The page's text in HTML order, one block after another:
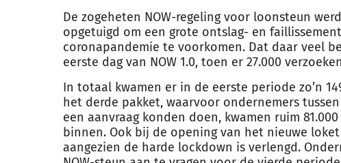
De zogeheten NOW-regeling voor loonsteun
opgetuigd om een grote ontslag- en
coronapandemie te voorkomen. Dat daar veel
eerste dag van NOW 1.0, toen er 27.000
In totaal kwamen er in de eerste periode zo’n
het derde pakket, waarvoor ondernemers
een aanvraag konden doen, kwamen ruim
binnen. Ook bij de opening van het nieuwe
aangezien de harde lockdown is verlengd.